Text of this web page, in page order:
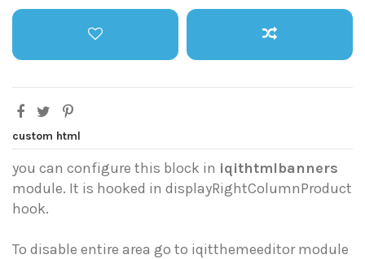
custom html
you can configure this block in iqithtmlbanners
module. It is hooked in displayRightColumnProduct
hook.
To disable entire area go to iqitthemeeditor module